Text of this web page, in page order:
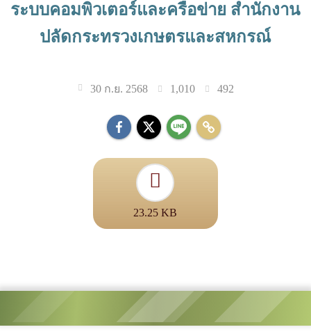
ระบบคอมพิวเตอร์และครือข่าย สำนักงาน
ปลัดกระทรวงเกษตรและสหกรณ์
30 ก.ย. 2568 1,010 492
23.25 KB